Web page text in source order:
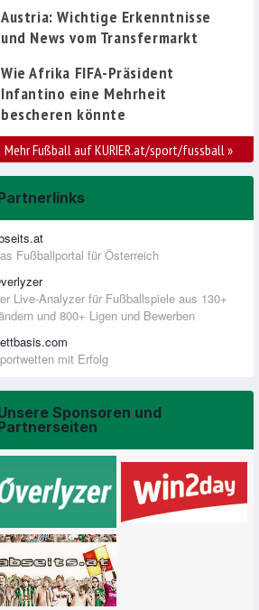
Austria: Wichtige Erkenntnisse
und News vom Transfermarkt
Wie Afrika FIFA-Präsident
Infantino eine Mehrheit
bescheren könnte
Mehr Fußball auf KURIER.at/sport/fussball »
Fußballportal für Österreich
Live-Analyzer für Fußballspiele aus 130+
und 800+ Ligen und Bewerben
mit Erfolg
Sponsoren und